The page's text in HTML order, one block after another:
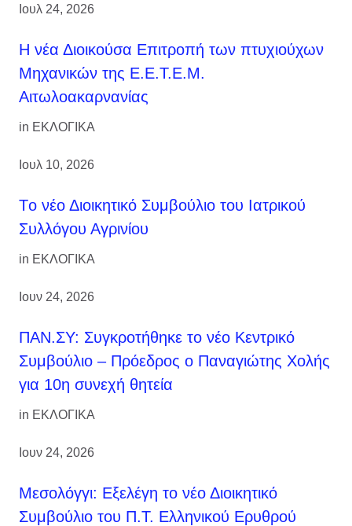
Ιουλ 24, 2026
H νέα Διοικούσα Επιτροπή των πτυχιούχων
Μηχανικών της Ε.Ε.Τ.Ε.Μ.
Αιτωλοακαρνανίας
in ΕΚΛΟΓΙΚΑ
Ιουλ 10, 2026
Tο νέο Διοικητικό Συμβούλιο του Ιατρικού
Συλλόγου Αγρινίου
in ΕΚΛΟΓΙΚΑ
Ιουν 24, 2026
ΠΑΝ.ΣΥ: Συγκροτήθηκε το νέο Κεντρικό
Συμβούλιο – Πρόεδρος ο Παναγιώτης Χολής
για 10η συνεχή θητεία
in ΕΚΛΟΓΙΚΑ
Ιουν 24, 2026
Μεσολόγγι: Εξελέγη το νέο Διοικητικό
Συμβούλιο του Π.Τ. Ελληνικού Ερυθρού